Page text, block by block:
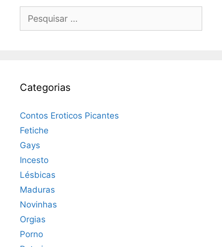
por:
Categorias
Contos Eroticos Picantes
Fetiche
Gays
Incesto
Lésbicas
Maduras
Novinhas
Orgias
Porno